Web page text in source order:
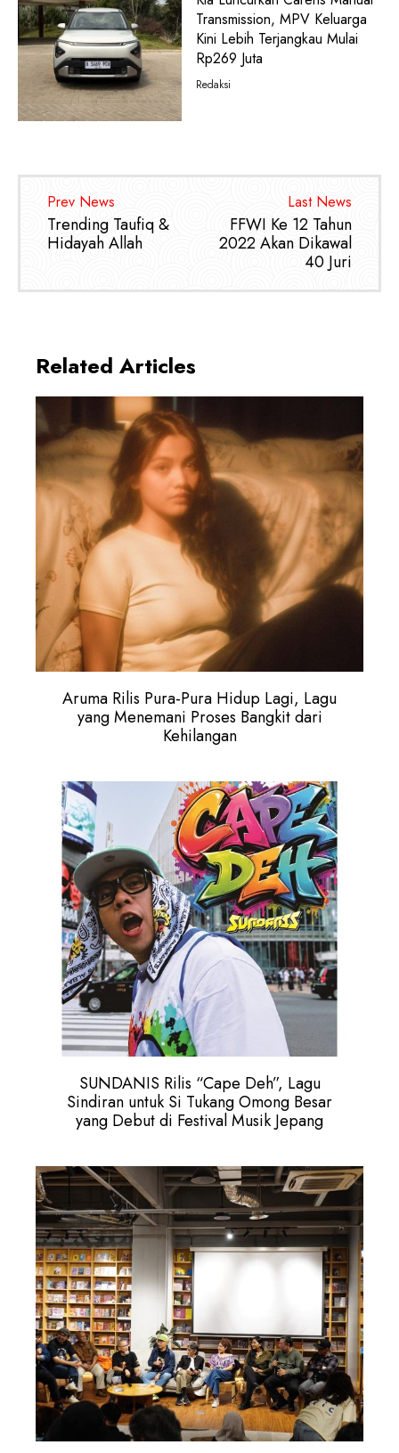
Transmission, MPV Keluarga
Kini Lebih Terjangkau Mulai
Rp269 Juta
Redaksi
Prev News
Trending Taufiq &
Hidayah Allah
Last News
FFWI Ke 12 Tahun
2022 Akan Dikawal
40 Juri
Related Articles
Aruma Rilis Pura-Pura Hidup Lagi, Lagu
yang Menemani Proses Bangkit dari
Kehilangan
SUNDANIS Rilis “Cape Deh”, Lagu
Sindiran untuk Si Tukang Omong Besar
yang Debut di Festival Musik Jepang